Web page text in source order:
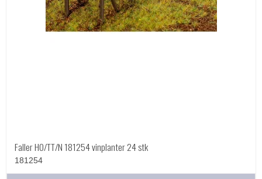
Faller HO/TT/N 181254 vinplanter 24 stk
181254